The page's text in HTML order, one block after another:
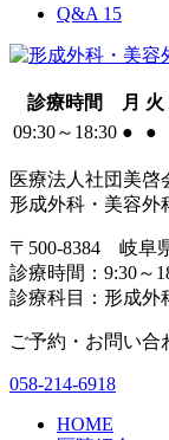
Q&A 15
診療時間 月 火
09:30～18:30 ● ●
医療法人社団美啓
形成外科・美容外
〒500-8384 岐阜
診療時間：9:30
診療科目：形成外
ご予約・お問い合
058-214-6918
HOME